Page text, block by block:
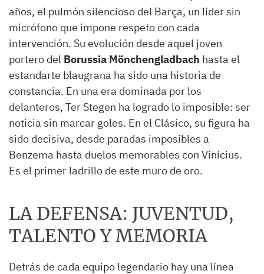
años, el pulmón silencioso del Barça, un líder sin
micrófono que impone respeto con cada
intervención. Su evolución desde aquel joven
portero del Borussia Mönchengladbach hasta el
estandarte blaugrana ha sido una historia de
constancia. En una era dominada por los
delanteros, Ter Stegen ha logrado lo imposible: ser
noticia sin marcar goles. En el Clásico, su figura ha
sido decisiva, desde paradas imposibles a
Benzema hasta duelos memorables con Vinícius.
Es el primer ladrillo de este muro de oro.
LA DEFENSA: JUVENTUD,
TALENTO Y MEMORIA
Detrás de cada equipo legendario hay una línea